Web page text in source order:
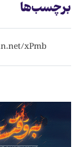
برچسب‌ها